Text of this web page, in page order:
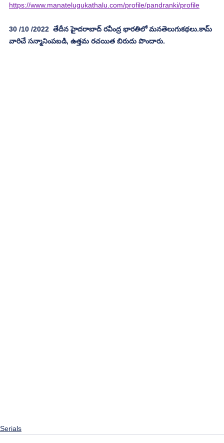
https://www.manatelugukathalu.com/profile/pandranki/profile
30 /10 /2022  తేదీన హైదరాబాద్ రవీంద్ర భారతిలో మనతెలుగుకథలు.కామ్
వారిచే సన్మానింపబడి, ఉత్తమ రచయిత బిరుదు పొందారు.
Serials